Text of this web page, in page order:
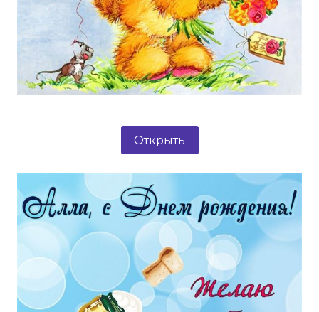
Открыть